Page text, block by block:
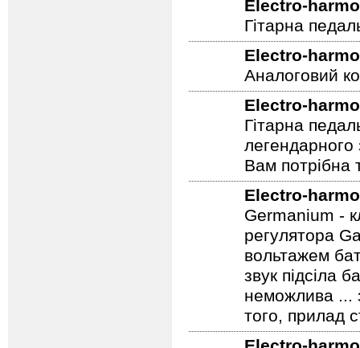
Electro-
Гітарна
Electro-
Аналоговий
Electro-
Гітарна
Вам потрібна
Electro-
Germanium -
регулятора
вольтажем
звук підсіла
неможлива ...
того, прилад